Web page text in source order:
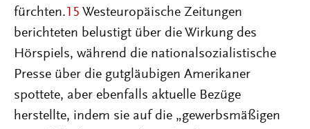
fürchten. 15 Westeuropäische Zeitungen
berichteten belustigt über die Wirkung des
Hörspiels, während die nationalsozialistische
Presse über die gutgläubigen Amerikaner
spottete, aber ebenfalls aktuelle Bezüge
herstellte, indem sie auf die „gewerbsmäßigen